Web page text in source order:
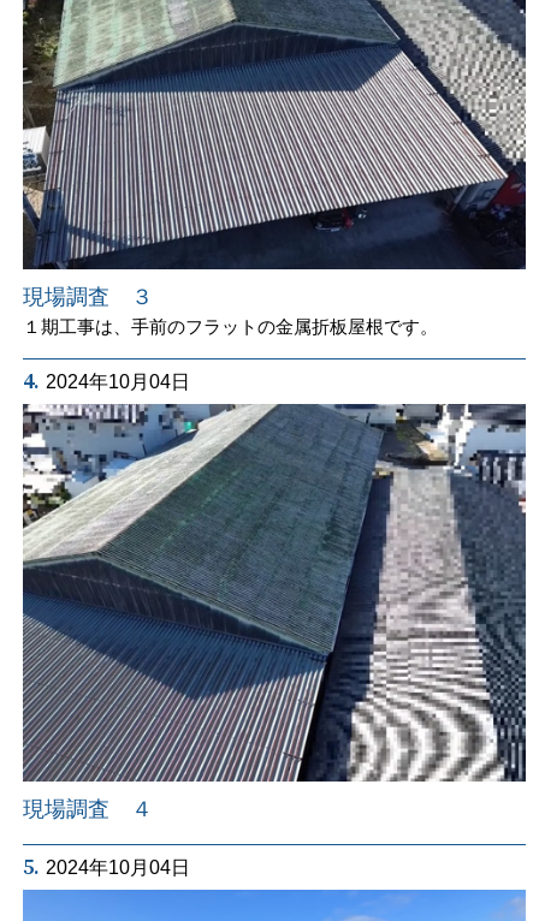
現場調査 ３
１期工事は、手前のフラットの金属折板屋根です。
4. 2024年10月04日
現場調査 ４
5. 2024年10月04日